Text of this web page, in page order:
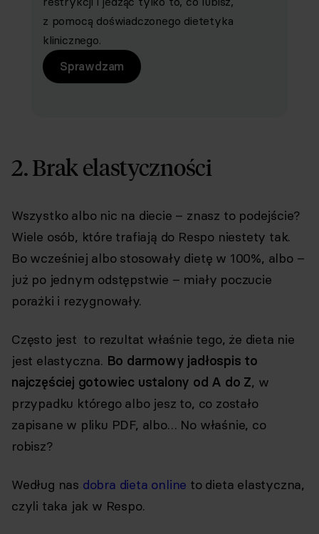
z pomocą doświadczonego dietetyka
klinicznego.
Sprawdzam
2. Brak elastyczności
Wszystko albo nic na diecie – znasz to podejście?
Wiele osób, które trafiają do Respo niestety tak.
Bo wcześniej albo stosowały dietę w 100%, albo –
już po jednym odstępstwie – miały poczucie
porażki i rezygnowały.
Często jest to rezultat właśnie tego, że dieta nie
jest elastyczna. Bo darmowy jadłospis to
najczęściej gotowiec ustalony od A do Z, w
przypadku którego albo jesz to, co zostało
zapisane w pliku PDF, albo… No właśnie, co
robisz?
Według nas dobra dieta online to dieta elastyczna,
czyli taka jak w Respo.